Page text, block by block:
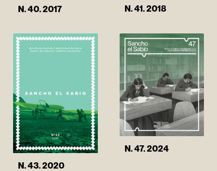
N. 40. 2017 N. 41. 2018
N. 43. 2020
N. 47. 2024